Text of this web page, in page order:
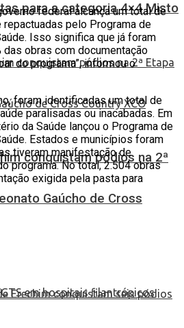
para a categoria 4×4 Misto
conquistam pódios na 2ª
Gaúcho de Cross
federal alcança um total de
pelo Programa de
Isso significa que já foram
obras com documentação
do programa”, informou o
foram identificadas um total de
paralisadas ou inacabadas. Em
da Saúde lançou o Programa de
Estados e municípios foram
tiveram manifestação de
programa. No total, 2.504 obras
exigida pela pasta para